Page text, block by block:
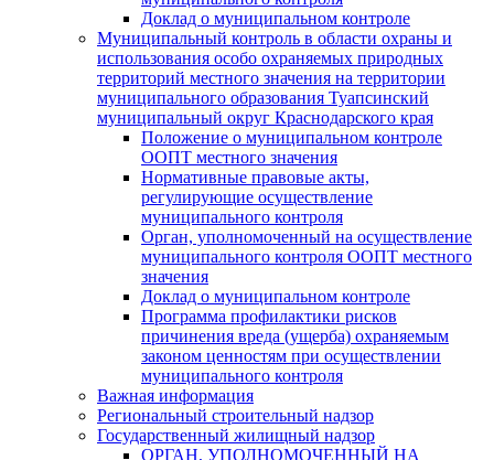
Доклад о муниципальном контроле
Муниципальный контроль в области охраны и
использования особо охраняемых природных
территорий местного значения на территории
муниципального образования Туапсинский
муниципальный округ Краснодарского края
Положение о муниципальном контроле
ООПТ местного значения
Нормативные правовые акты,
регулирующие осуществление
муниципального контроля
Орган, уполномоченный на осуществление
муниципального контроля ООПТ местного
значения
Доклад о муниципальном контроле
Программа профилактики рисков
причинения вреда (ущерба) охраняемым
законом ценностям при осуществлении
муниципального контроля
Важная информация
Региональный строительный надзор
Государственный жилищный надзор
ОРГАН, УПОЛНОМОЧЕННЫЙ НА